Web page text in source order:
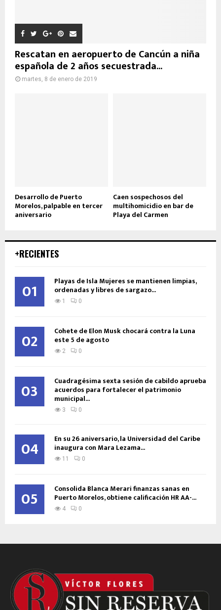
Rescatan en aeropuerto de Cancún a niña
española de 2 años secuestrada...
martes, 8 de enero de 2019
Desarrollo de Puerto
Morelos, palpable en tercer
aniversario
Caen sospechosos del
multihomicidio en bar de
Playa del Carmen
+RECIENTES
01 Playas de Isla Mujeres se mantienen limpias,
ordenadas y libres de sargazo...
1 0
02 Cohete de Elon Musk chocará contra la Luna
este 5 de agosto
2 0
03 Cuadragésima sexta sesión de cabildo aprueba
acuerdos para fortalecer el patrimonio
municipal...
3 0
04 En su 26 aniversario, la Universidad del Caribe
inaugura con Mara Lezama...
11 0
05 Consolida Blanca Merari finanzas sanas en
Puerto Morelos, obtiene calificación HR AA-...
4 0